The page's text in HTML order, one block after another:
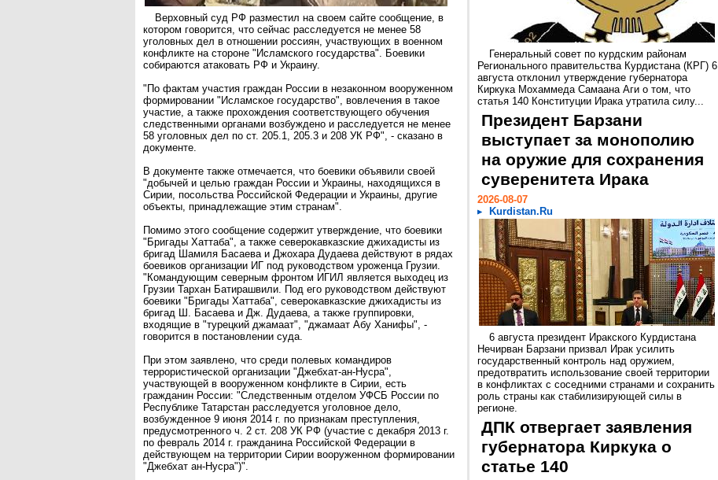
Верховный суд РФ разместил на своем сайте сообщение, в
котором говорится, что сейчас расследуется не менее 58
уголовных дел в отношении россиян, участвующих в военном
конфликте на стороне "Исламского государства". Боевики
собираются атаковать РФ и Украину.
"По фактам участия граждан России в незаконном вооруженном
формировании "Исламское государство", вовлечения в такое
участие, а также прохождения соответствующего обучения
следственными органами возбуждено и расследуется не менее
58 уголовных дел по ст. 205.1, 205.3 и 208 УК РФ", - сказано в
документе.
В документе также отмечается, что боевики объявили своей
"добычей и целью граждан России и Украины, находящихся в
Сирии, посольства Российской Федерации и Украины, другие
объекты, принадлежащие этим странам".
Помимо этого сообщение содержит утверждение, что боевики
"Бригады Хаттаба", а также северокавказские джихадисты из
бригад Шамиля Басаева и Джохара Дудаева действуют в рядах
боевиков организации ИГ под руководством уроженца Грузии.
"Командующим северным фронтом ИГИЛ является выходец из
Грузии Тархан Батирашвили. Под его руководством действуют
боевики "Бригады Хаттаба", северокавказские джихадисты из
бригад Ш. Басаева и Дж. Дудаева, а также группировки,
входящие в "турецкий джамаат", "джамаат Абу Ханифы", -
говорится в постановлении суда.
При этом заявлено, что среди полевых командиров
террористической организации "Джебхат-ан-Нусра",
участвующей в вооруженном конфликте в Сирии, есть
гражданин России: "Следственным отделом УФСБ России по
Республике Татарстан расследуется уголовное дело,
возбужденное 9 июня 2014 г. по признакам преступления,
предусмотренного ч. 2 ст. 208 УК РФ (участие с декабря 2013 г.
по февраль 2014 г. гражданина Российской Федерации в
действующем на территории Сирии вооруженном формировании
"Джебхат ан-Нусра")".
Генеральный совет по курдским районам
Регионального правительства Курдистана (КРГ) 6
августа отклонил утверждение губернатора
Киркука Мохаммеда Самаана Аги о том, что
статья 140 Конституции Ирака утратила силу...
Президент Барзани
выступает за монополию
на оружие для сохранения
суверенитета Ирака
2026-08-07
Kurdistan.Ru
6 августа президент Иракского Курдистана
Нечирван Барзани призвал Ирак усилить
государственный контроль над оружием,
предотвратить использование своей территории
в конфликтах с соседними странами и сохранить
роль страны как стабилизирующей силы в
регионе.
ДПК отвергает заявления
губернатора Киркука о
статье 140